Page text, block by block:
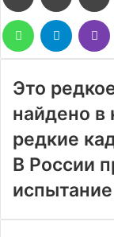
WhatsAppTelegram
Это
найдено в
редкие
В России